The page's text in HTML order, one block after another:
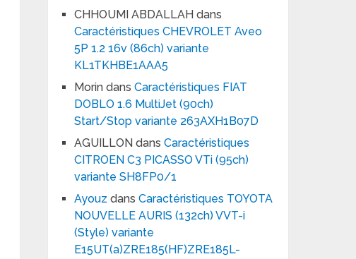
CHHOUMI ABDALLAH dans
Caractéristiques CHEVROLET Aveo
5P 1.2 16v (86ch) variante
KL1TKHBE1AAA5
Morin dansCaractéristiques FIAT
DOBLO 1.6 MultiJet (90ch)
Start/Stop variante 263AXH1B07D
AGUILLON dansCaractéristiques
CITROEN C3 PICASSO VTi (95ch)
variante SH8FP0/1
Ayouz dansCaractéristiques TOYOTA
NOUVELLE AURIS (132ch) VVT-i
(Style) variante
E15UT(a)ZRE185(HF)ZRE185L-